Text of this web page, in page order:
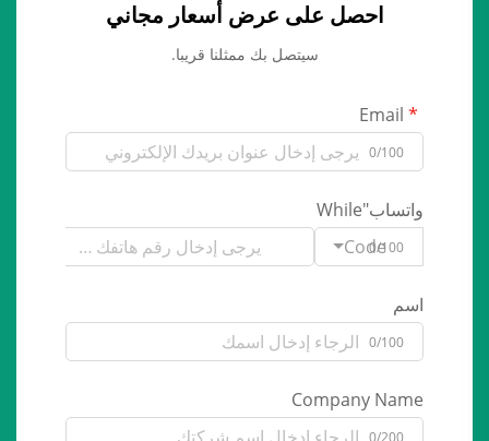
احصل على عرض أسعار مجاني
سيتصل بك ممثلنا قريبا.
0/100
واتساب"While
Code0/100
اسم
0/100
Company Name